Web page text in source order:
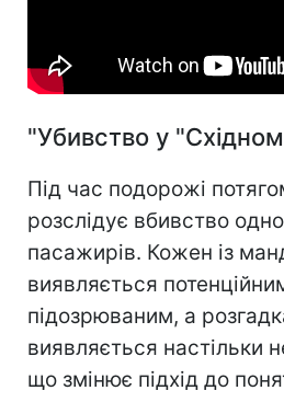
"Убивство у
Під час подорожі
розслідує вбивство
пасажирів. Кожен із
виявляється
підозрюваним, а
виявляється настільки
що змінює підхід до